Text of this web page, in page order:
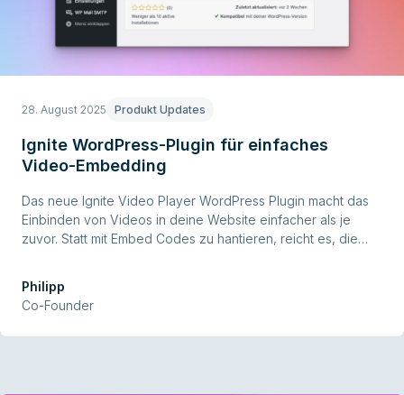
28. August 2025 Produkt Updates
Ignite WordPress-Plugin für einfaches
Video-Embedding
Das neue Ignite Video Player WordPress Plugin macht das
Einbinden von Videos in deine Website einfacher als je
zuvor. Statt mit Embed Codes zu hantieren, reicht es, die
Philipp
Co-Founder